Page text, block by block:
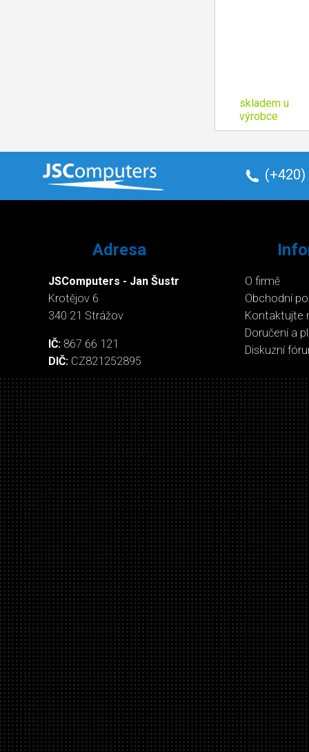
skladem u
výrobce
(+420)
Adresa
JSComputers - Jan Šustr
Krotějov 6
340 21 Strážov
IČ: 867 66 121
DIČ: CZ821252895
O firmě
Obchodní
Kontaktujte
Doručení a
Diskuzní